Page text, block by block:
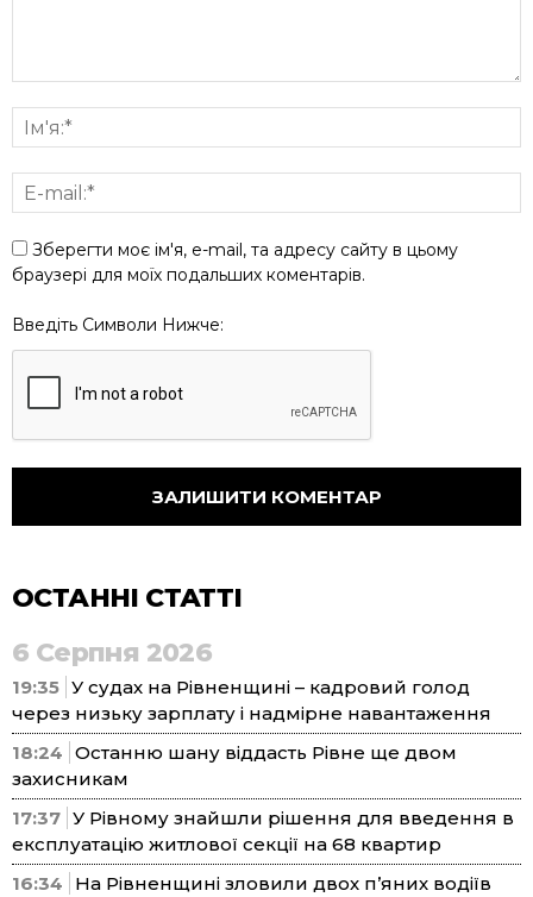
Зберегти моє ім'я, e-mail, та адресу сайту в цьому
браузері для моїх подальших коментарів.
Введіть Символи Нижче:
ОСТАННІ СТАТТІ
6 Серпня 2026
19:35 У судах на Рівненщині – кадровий голод
через низьку зарплату і надмірне навантаження
18:24 Останню шану віддасть Рівне ще двом
захисникам
17:37 У Рівному знайшли рішення для введення в
експлуатацію житлової секції на 68 квартир
16:34
На Рівненщині зловили двох п’яних водіїв